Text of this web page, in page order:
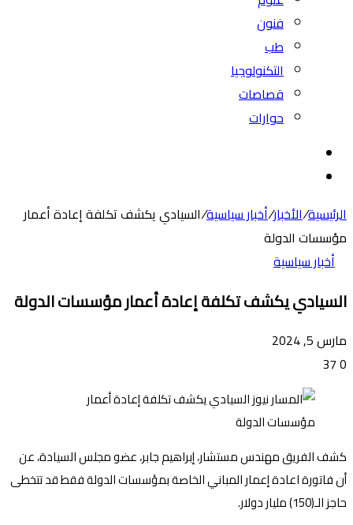
فنون
طب
التكنولوجيا
قصاصات
حوارات
الرئيسية/الأخبار/أخبار سياسية/السيادي يكشف تكلفة إعادة أعمار
مؤسسات الدولة
أخبار سياسية
السيادي يكشف تكلفة إعادة أعمار مؤسسات الدولة
مارس 5, 2024
0
كشف الفريق مهندس مستشار، إبراهيم جابر، عضو مجلس السيادة، عن
أن فاتورة اعادة إعمار المباني الخاصة بمؤسسات الدولة فقط قد تتخطى
حاجز الـ(150) مليار دولار.